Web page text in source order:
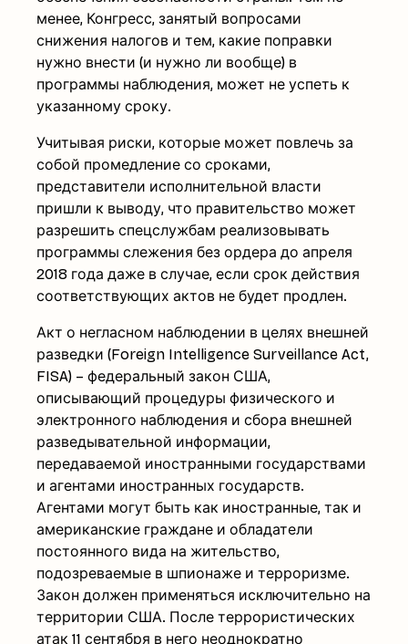
менее, Конгресс, занятый вопросами
снижения налогов и тем, какие поправки
нужно внести (и нужно ли вообще) в
программы наблюдения, может не успеть к
указанному сроку.
Учитывая риски, которые может повлечь за
собой промедление со сроками,
представители исполнительной власти
пришли к выводу, что правительство может
разрешить спецслужбам реализовывать
программы слежения без ордера до апреля
2018 года даже в случае, если срок действия
соответствующих актов не будет продлен.
Акт о негласном наблюдении в целях внешней
разведки (Foreign Intelligence Surveillance Act,
FISA) – федеральный закон США,
описывающий процедуры физического и
электронного наблюдения и сбора внешней
разведывательной информации,
передаваемой иностранными государствами
и агентами иностранных государств.
Агентами могут быть как иностранные, так и
американские граждане и обладатели
постоянного вида на жительство,
подозреваемые в шпионаже и терроризме.
Закон должен применяться исключительно на
территории США. После террористических
атак 11 сентября в него неоднократно